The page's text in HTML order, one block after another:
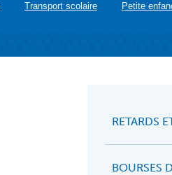
Transport scolaire Petite
RETARDS
BOURSES